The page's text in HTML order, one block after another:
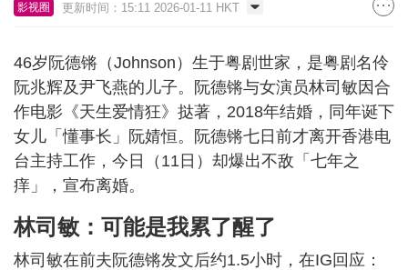
影视圈 更新时间：15:11 2026-01-11 HKT
46岁阮德锵（Johnson）生于粤剧世家，是粤剧名伶
阮兆辉及尹飞燕的儿子。阮德锵与女演员林司敏因合
作电影《天生爱情狂》挞著，2018年结婚，同年诞下
女儿「懂事长」阮婧恒。阮德锵七日前才离开香港电
台主持工作，今日（11日）却爆出不敌「七年之
痒」，宣布离婚。
林司敏：可能是我累了醒了
林司敏在前夫阮德锵发文后约1.5小时，在IG回应：